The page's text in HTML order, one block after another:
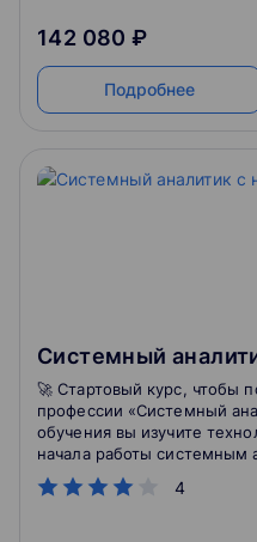
142 080 ₽
Подробнее
Системный
4
🚀 Стартовый курс, чтобы
профессии «Системный
обучения вы изучите
начала работы системным
гибкий график обучения
темпе, который удобен вам.